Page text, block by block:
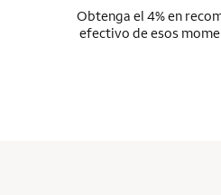
Obtenga el 4% en
efectivo de esos